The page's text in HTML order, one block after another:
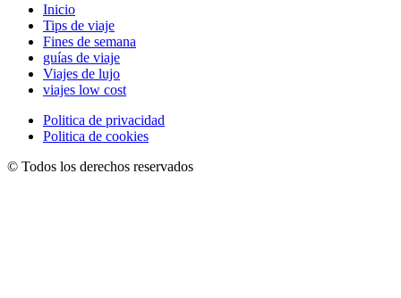
Inicio
Tips de viaje
Fines de semana
guías de viaje
Viajes de lujo
viajes low cost
Politica de privacidad
Politica de cookies
© Todos los derechos reservados